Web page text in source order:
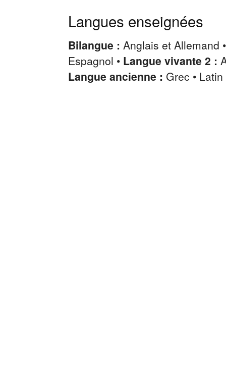
Langues enseignées
Bilangue : Anglais et Allemand
Espagnol • Langue vivante 2 :
Langue ancienne : Grec • Latin